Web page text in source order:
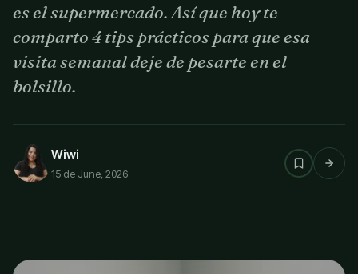
es el supermercado. Así que hoy te
comparto 4 tips prácticos para que esa
visita semanal deje de pesarte en el
bolsillo.
Wiwi
15 de June, 2026